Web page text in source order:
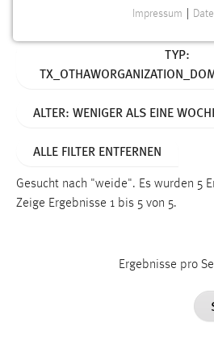
TYP:
ALTER: WENIGER ALS EINE
ALLE FILTER ENTFERNEN
Gesucht nach "weide". Es wurden 5
Zeige Ergebnisse 1 bis 5 von 5.
Ergebnisse pro
Notwendige Cookies
Funktionen und sind für die
cookie_consent
Zweck:
Cookie Laufzeit:
Impressum